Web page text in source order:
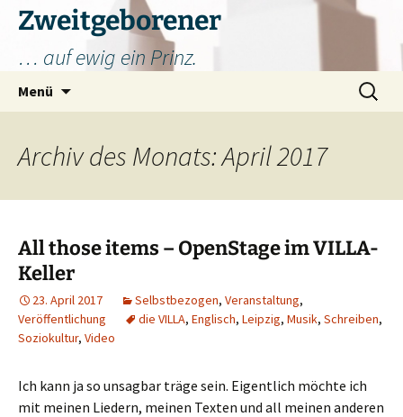
Zum
Inhalt
springen
Zweitgeborener
… auf ewig ein Prinz.
Menü
Suchen
nach:
Archiv des Monats: April 2017
All those items – OpenStage im VILLA-
Keller
23. April 2017 Selbstbezogen, Veranstaltung,
Veröffentlichung
die VILLA, Englisch, Leipzig, Musik, Schreiben,
Soziokultur, Video
Ich kann ja so unsagbar träge sein. Eigentlich möchte ich
mit meinen Liedern, meinen Texten und all meinen anderen